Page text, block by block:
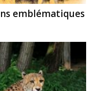
emblématiques